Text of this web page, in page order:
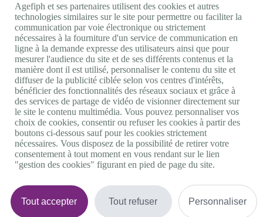
Nos autres sites
Site portail Agefiph
Activateur de progrès
Handinnov
Innovation et recherche
Université du RRH
Service AppuiPro
Nous suivre
Youtube
Linkedin
Facebook
Twitter
0 800 11 10 09Services & appel gratuitsDe 9h à 18h.
Nous contacter
Agefiph et ses partenaires utilisent des cookies et autres
technologies similaires sur le site pour permettre ou faciliter la
communication par voie électronique ou strictement
nécessaires à la fourniture d'un service de communication en
ligne à la demande expresse des utilisateurs ainsi que pour
mesurer l'audience du site et de ses différents contenus et la
manière dont il est utilisé, personnaliser le contenu du site et
diffuser de la publicité ciblée selon vos centres d'intérêts,
bénéficier des fonctionnalités des réseaux sociaux et grâce à
des services de partage de vidéo de visionner directement sur
le site le contenu multimédia. Vous pouvez personnaliser vos
choix de cookies, consentir ou refuser les cookies à partir des
boutons ci-dessous sauf pour les cookies strictement
nécessaires. Vous disposez de la possibilité de retirer votre
consentement à tout moment en vous rendant sur le lien
"gestion des cookies" figurant en pied de page du site.
Tout accepter Tout refuser Personnaliser